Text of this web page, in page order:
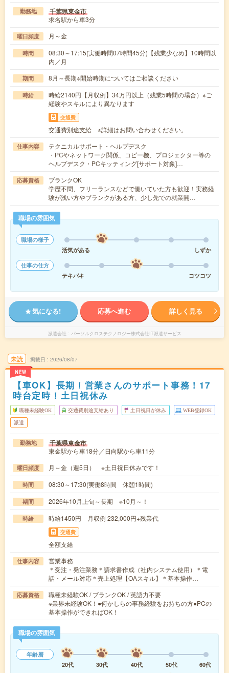
勤務地 千葉県東金市
求名駅から車3分
曜日頻度 月～金
時間
08:30～17:15(実働時間07時間45分)【残業少なめ】10時間以
内／月
期間 8月～長期※開始時期についてはご相談ください
時給
時給2140円【月収例】34万円以上（残業5時間の場合）※ご
経験やスキルにより異なります
交通費
交通費別途支給 ※詳細はお問い合わせください。
仕事内容
テクニカルサポート・ヘルプデスク
・PCやネットワーク関係、コピー機、プロジェクター等の
ヘルプデスク・PCキッティング[サポート対象]…
応募資格
ブランクOK
学歴不問、フリーランスなどで働いていた方も歓迎！実務経
験が浅い方やブランクがある方、少し先での就業開…
職場の雰囲気
職場の様子
活気がある
しずか
仕事の仕方
テキパキ
コツコツ
気になる! 応募へ進む 詳しく見る
派遣会社 パーソルクロステクノロジー株式会社IT派遣サービス
未読
NEW
掲載日 2026/08/07
【車OK】長期！営業さんのサポート事務！17
時台定時！土日祝休み
職種未経験OK 交通費別途支給あり 土日祝日が休み WEB登録OK
派遣
勤務地 千葉県東金市
東金駅から車18分／日向駅から車11分
曜日頻度 月～金（週5日） ※土日祝日休みです！
時間 08:30～17:30(実働8時間 休憩1時間)
期間 2026年10月上旬～長期 ※10月～！
時給 時給1450円 月収例 232,000円+残業代
交通費
全額支給
仕事内容
営業事務
＊受注・発注業務＊請求書作成（社内システム使用）＊電
話・メール対応＊売上処理【OAスキル】＊基本操作…
応募資格
職種未経験OK / ブランクOK / 英語力不要
※業界未経験OK！●何かしらの事務経験をお持ちの方●PCの
基本操作ができればOK！
職場の雰囲気
年齢層
20代
30代 40代 50代 60代